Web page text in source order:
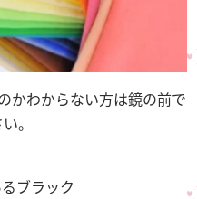
かわからない方は鏡の前で
。
ブラック